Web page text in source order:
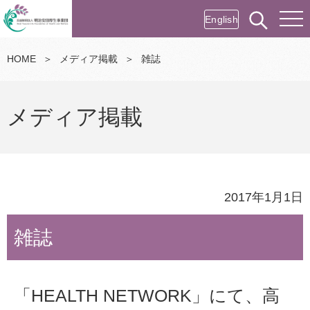
English
HOME ＞ メディア掲載 ＞ 雑誌
メディア掲載
2017年1月1日
雑誌
「HEALTH NETWORK」にて、高